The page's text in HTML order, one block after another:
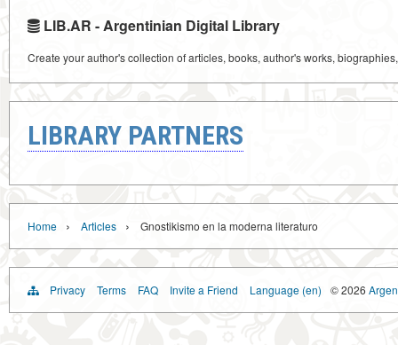
LIB.AR - Argentinian Digital Library
Create your author's collection of articles, books, author's works,
LIBRARY PARTNERS
Home › Articles › Gnostikismo en la moderna literaturo
Privacy Terms FAQ Invite a Friend Language (en) © 2026